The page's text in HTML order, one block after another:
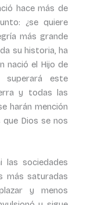
hace más de
¿se quiere
más grande
su historia, ha
nació el Hijo de
superará este
y todas las
harán mención
Dios se nos
las sociedades
más saturadas
y menos